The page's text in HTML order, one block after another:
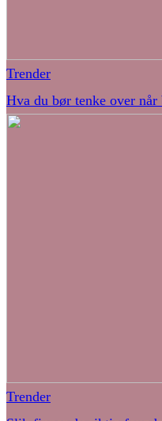
Trender
Hva du bør tenke over
Trender